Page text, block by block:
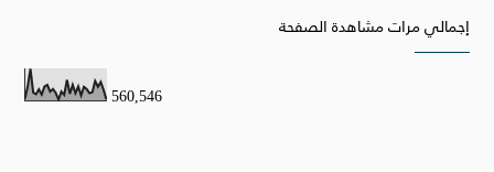
إجمالي مرات مشاهدة الصفحة
560,546